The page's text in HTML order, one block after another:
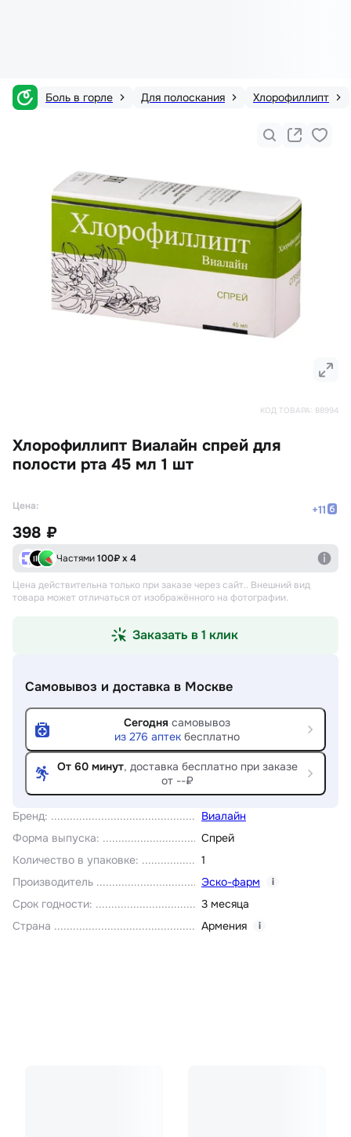
Боль в горле Для полоскания Хлорофиллипт
КОД ТОВАРА: 88994
Хлорофиллипт Виалайн спрей для
полости рта 45 мл 1 шт
Бренд:
Виалайн
Форма выпуска:
Спрей
Количество в упаковке:
1
Производитель
Эско-фарм i
Срок годности:
3 месяца
Страна
Армения i
Цена: +11
398 ₽
Частями100₽ х 4
Цена действительна только при заказе через сайт.. Внешний вид
товара может отличаться от изображённого на фотографии.
Заказать в 1 клик
Самовывоз и доставка в Москве
Сегодня самовывоз
из 276 аптек бесплатно
От 60 минут, доставка бесплатно при заказе
от --₽